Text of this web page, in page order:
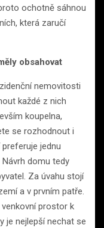
ochotně sáhnou
která zaručí
obsahovat
nemovitosti
každé z nich
koupelna,
se rozhodnout i
jednu
domu tedy
Za úvahu stojí
a v prvním patře.
prostor k
je nejlepší nechat se